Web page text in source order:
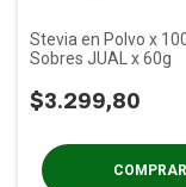
Stevia en Polvo x
Sobres JUAL x 60g
$3.299,80